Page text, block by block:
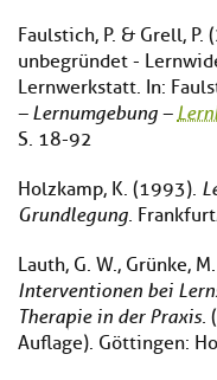
Faulstich, P. & Grell,
unbegründet -
Lernwerkstatt. In:
– Lernumgebung –
S. 18-92
Holzkamp, K. (1993).
Grundlegung.
Lauth, G. W., Grünke,
Interventionen bei
Therapie in der Praxis.
Auflage). Göttingen: